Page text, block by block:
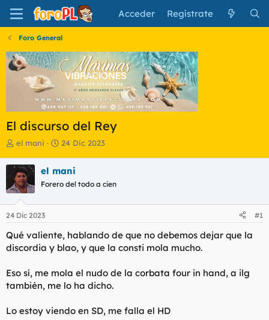
Acceder Regístrate
Foro General
El discurso del Rey
I
i
c
i
a
d
o
d
e
t
e
el mani
F
h
a
e
i
c
o
24 Dic 2023
el mani
Forero del todo a cien
24 Dic 2023 #1
Qué valiente, hablando de que no debemos dejar que la
discordia y blao, y que la consti mola mucho.
Eso sí, me mola el nudo de la corbata four in hand, a ilg
también, me lo ha dicho.
Lo estoy viendo en SD, me falla el HD